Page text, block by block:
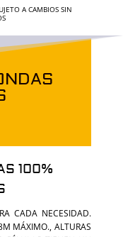
A CAMBIOS SIN
100%
CADA NECESIDAD.
MÁXIMO., ALTURAS